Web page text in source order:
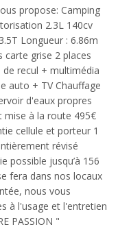
propose: Camping
2.3L 140cv
Longueur : 6.86m
carte grise 2 places
recul + multimédia
auto + TV Chauffage
d'eaux propres
mise à la route 495€
cellule et porteur 1
révisé
possible jusqu’à 156
fera dans nos locaux
nous vous
à l'usage et l'entretien
PASSION "